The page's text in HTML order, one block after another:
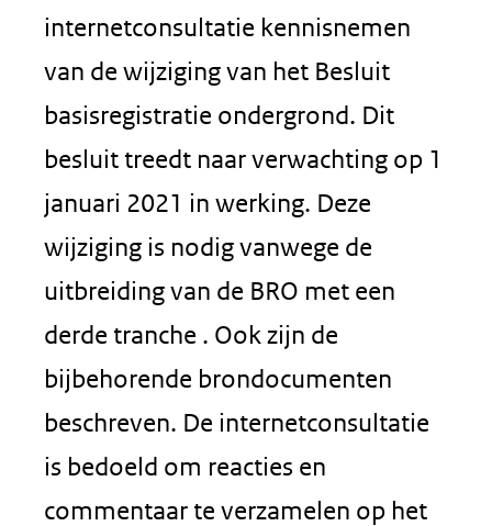
internetconsultatie kennisnemen
van de wijziging van het Besluit
basisregistratie ondergrond. Dit
besluit treedt naar verwachting op 1
januari 2021 in werking. Deze
wijziging is nodig vanwege de
uitbreiding van de BRO met een
derde tranche . Ook zijn de
bijbehorende brondocumenten
beschreven. De internetconsultatie
is bedoeld om reacties en
commentaar te verzamelen op het